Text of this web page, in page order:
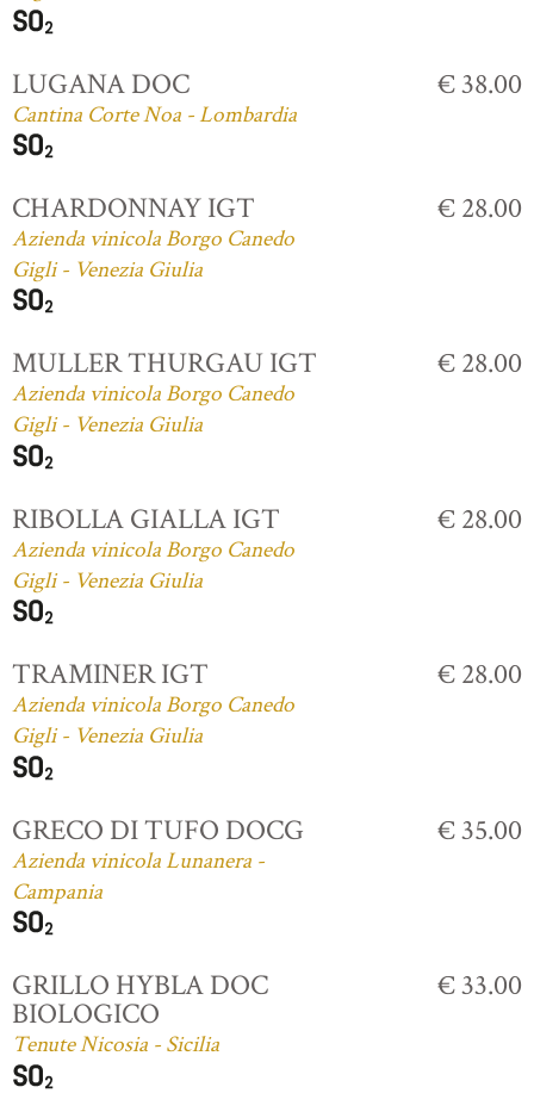
LUGANA DOC
Cantina Corte Noa - Lombardia
€ 38.00
CHARDONNAY IGT
Azienda vinicola Borgo Canedo
Gigli - Venezia Giulia
€ 28.00
MULLER THURGAU IGT
Azienda vinicola Borgo Canedo
Gigli - Venezia Giulia
€ 28.00
RIBOLLA GIALLA IGT
Azienda vinicola Borgo Canedo
Gigli - Venezia Giulia
€ 28.00
TRAMINER IGT
Azienda vinicola Borgo Canedo
Gigli - Venezia Giulia
€ 28.00
GRECO DI TUFO DOCG
Azienda vinicola Lunanera -
Campania
€ 35.00
GRILLO HYBLA DOC
BIOLOGICO
Tenute Nicosia - Sicilia
€ 33.00